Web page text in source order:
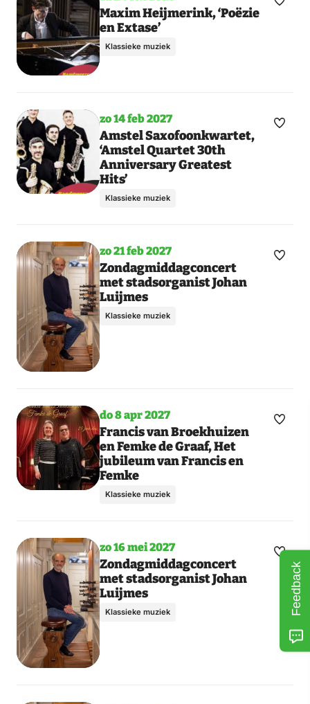
Maxim Heijmerink, ‘Poëzie
en Extase’
Klassieke muziek
Maak
zo 14 feb 2027
Amstel Saxofoonkwartet,
‘Amstel Quartet 30th
Anniversary Greatest
Hits’
Klassieke muziek
Maak
zo 21 feb 2027
Zondagmiddagconcert
met stadsorganist Johan
Luijmes
Klassieke muziek
Maak
do 8 apr 2027
Francis van Broekhuizen
en Femke de Graaf, Het
jubileum van Francis en
Femke
Klassieke muziek
Maak
zo 16 mei 2027
Zondagmiddagconcert
met stadsorganist Johan
Luijmes
Klassieke muziek
Maak
Feedback